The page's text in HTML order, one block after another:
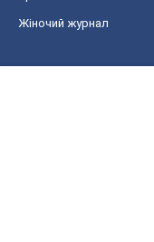
Жіночий журнал